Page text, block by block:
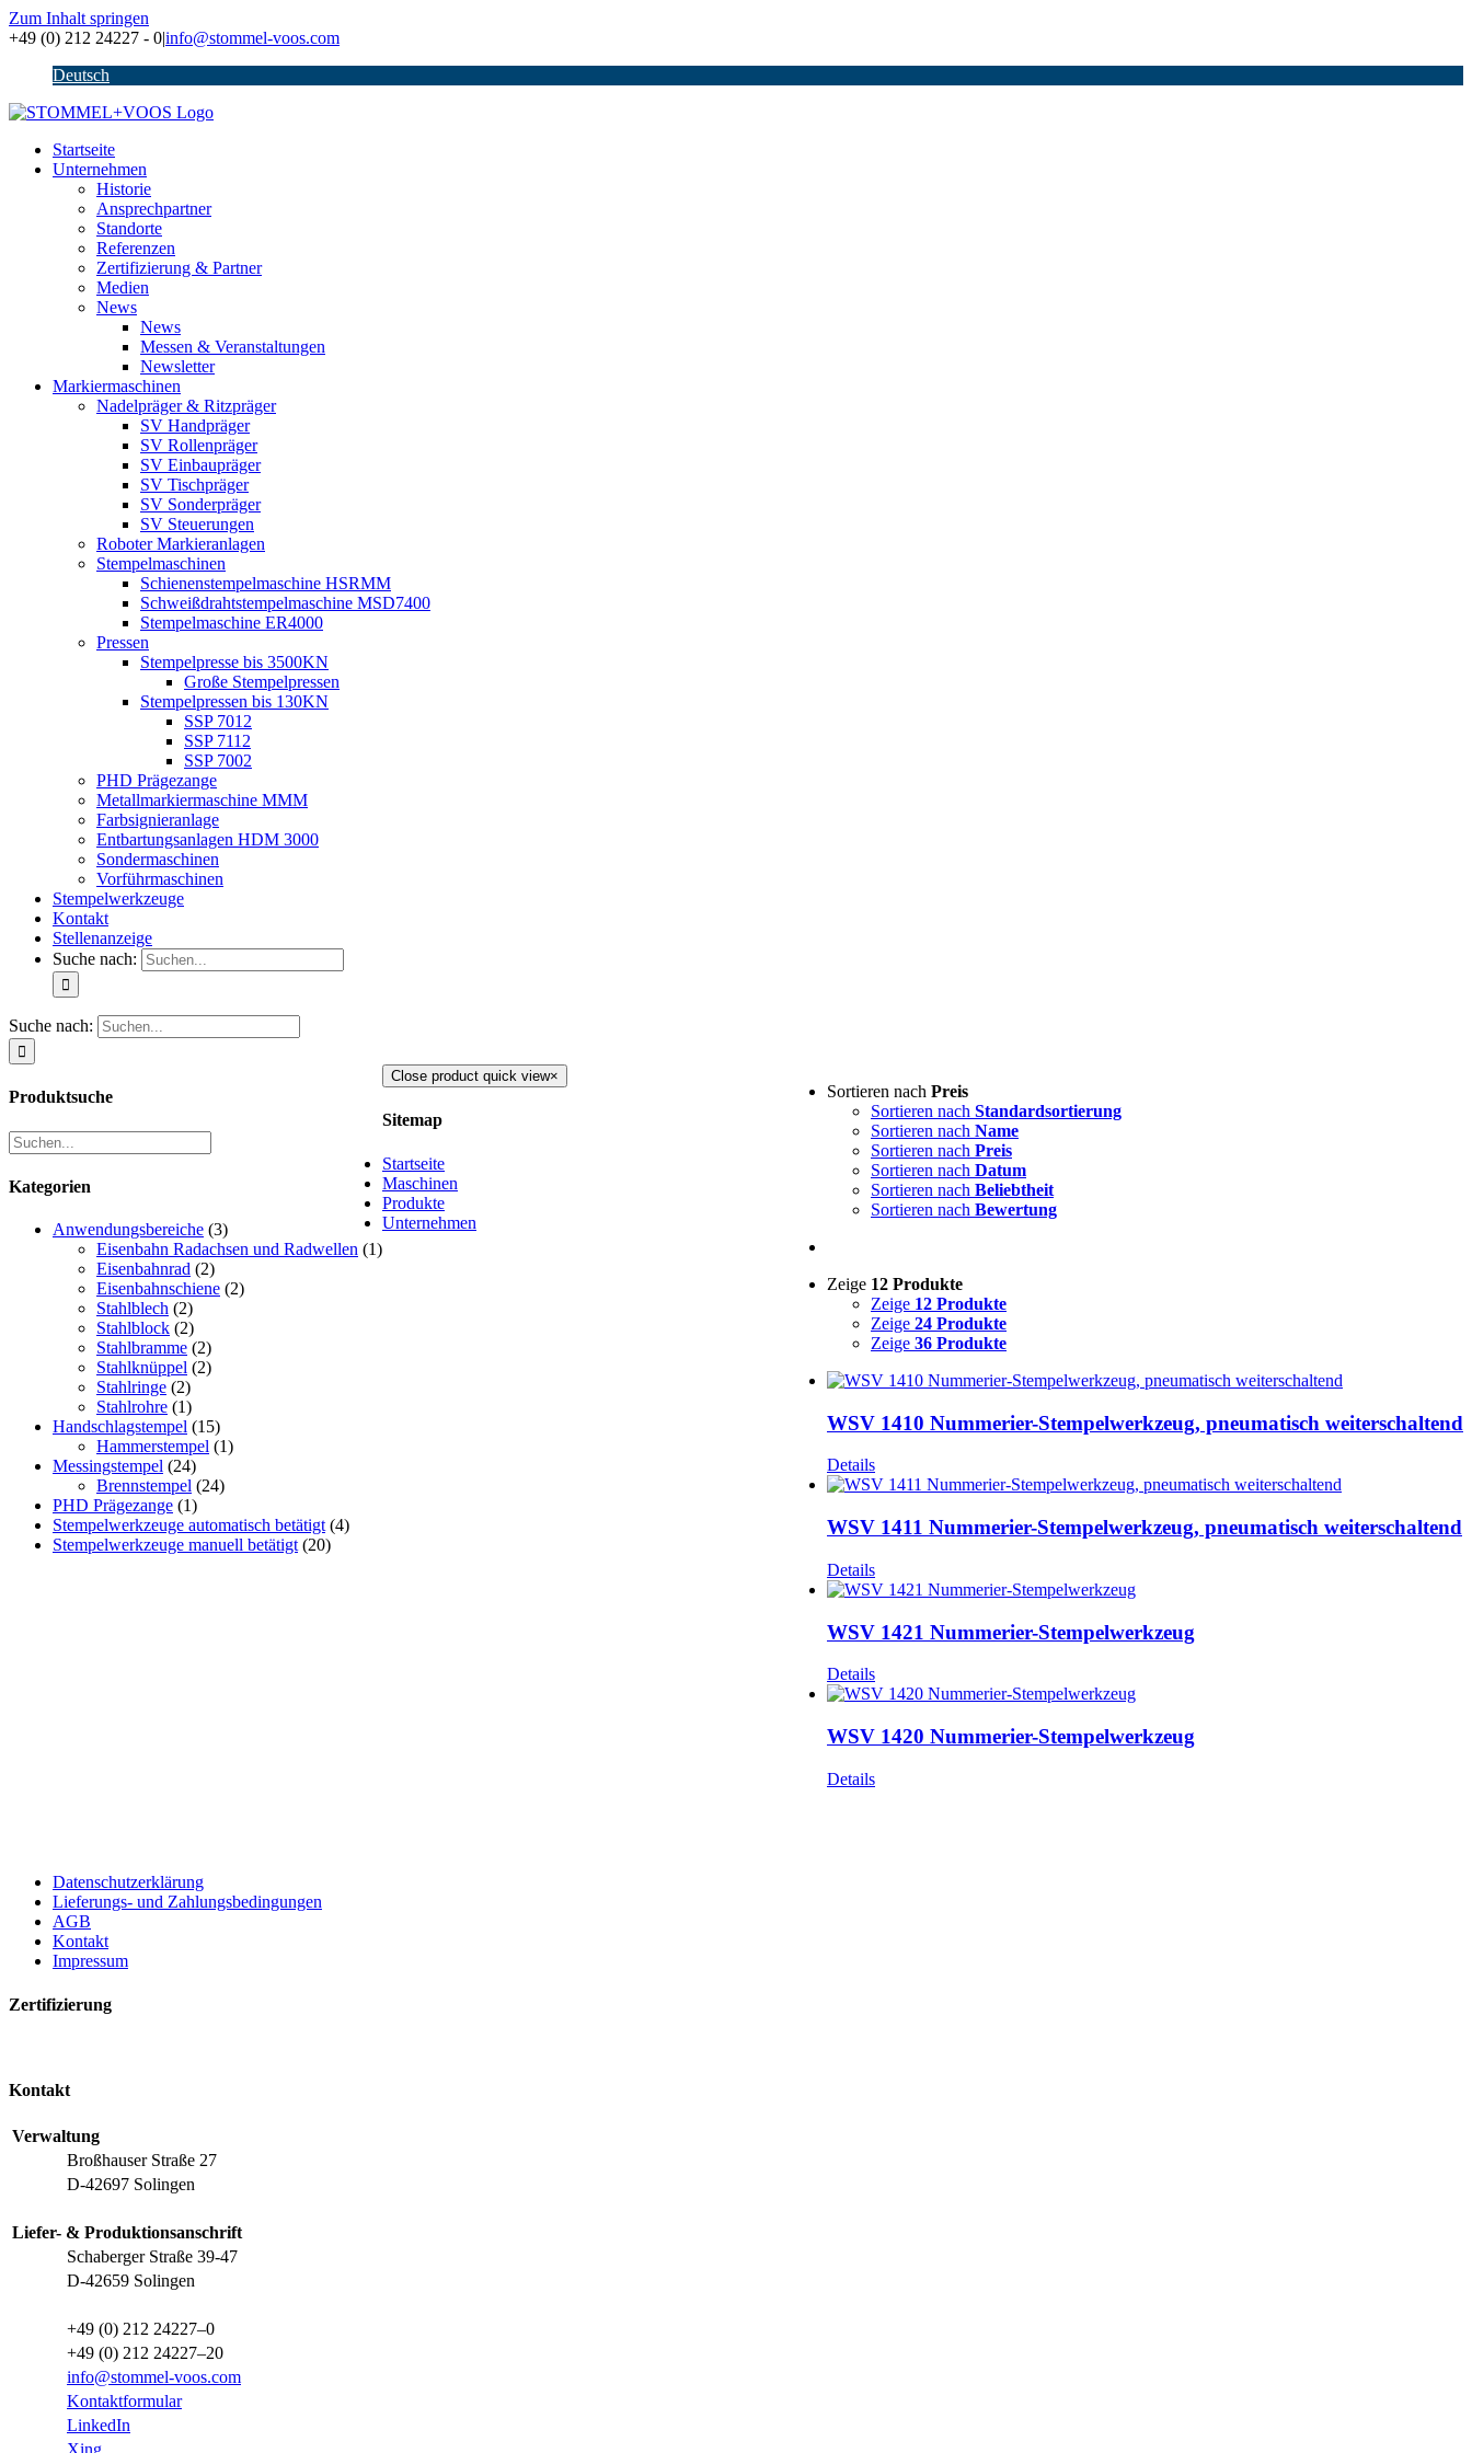
Zum Inhalt springen
+49 (0) 212 24227 - 0|info@stommel-voos.com
Deutsch
Startseite
Unternehmen
Historie
Ansprechpartner
Standorte
Referenzen
Zertifizierung & Partner
Medien
News
News
Messen & Veranstaltungen
Newsletter
Markiermaschinen
Nadelpräger & Ritzpräger
SV Handpräger
SV Rollenpräger
SV Einbaupräger
SV Tischpräger
SV Sonderpräger
SV Steuerungen
Roboter Markieranlagen
Stempelmaschinen
Schienenstempelmaschine HSRMM
Schweißdrahtstempelmaschine MSD7400
Stempelmaschine ER4000
Pressen
Stempelpresse bis 3500KN
Große Stempelpressen
Stempelpressen bis 130KN
SSP 7012
SSP 7112
SSP 7002
PHD Prägezange
Metallmarkiermaschine MMM
Farbsignieranlage
Entbartungsanlagen HDM 3000
Sondermaschinen
Vorführmaschinen
Stempelwerkzeuge
Kontakt
Stellenanzeige
Suche nach:
Suche nach:
Sortieren nach Preis
Sortieren nach Standardsortierung
Sortieren nach Name
Sortieren nach Preis
Sortieren nach Datum
Sortieren nach Beliebtheit
Sortieren nach Bewertung
Zeige 12 Produkte
Zeige 12 Produkte
Zeige 24 Produkte
Zeige 36 Produkte
WSV 1410 Nummerier-Stempelwerkzeug, pneumatisch weiterschaltend
Details
WSV 1411 Nummerier-Stempelwerkzeug, pneumatisch weiterschaltend
Details
WSV 1421 Nummerier-Stempelwerkzeug
Details
WSV 1420 Nummerier-Stempelwerkzeug
Details
Produktsuche
Kategorien
Anwendungsbereiche (3)
Eisenbahn Radachsen und Radwellen (1)
Eisenbahnrad (2)
Eisenbahnschiene (2)
Stahlblech (2)
Stahlblock (2)
Stahlbramme (2)
Stahlknüppel (2)
Stahlringe (2)
Stahlrohre (1)
Handschlagstempel (15)
Hammerstempel (1)
Messingstempel (24)
Brennstempel (24)
PHD Prägezange (1)
Stempelwerkzeuge automatisch betätigt (4)
Stempelwerkzeuge manuell betätigt (20)
Close product quick view×
Sitemap
Startseite
Maschinen
Produkte
Unternehmen
Datenschutzerklärung
Lieferungs- und Zahlungsbedingungen
AGB
Kontakt
Impressum
Zertifizierung
Kontakt
Verwaltung
Broßhauser Straße 27
D-42697 Solingen
Liefer- & Produktionsanschrift
Schaberger Straße 39-47
D-42659 Solingen
+49 (0) 212 24227–0
+49 (0) 212 24227–20
info@stommel-voos.com
Kontaktformular
LinkedIn